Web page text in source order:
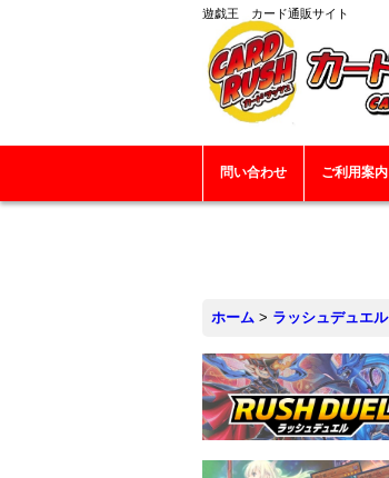
遊戯王 カード通販サイト
問い合わせ ご利用案内
ホーム > ラッシュデュエル